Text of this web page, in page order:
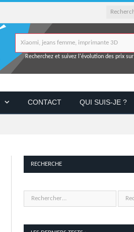
Recherchez et suivez l'évolution des prix sur
CONTACT QUI SUIS-JE ?
RECHERCHE